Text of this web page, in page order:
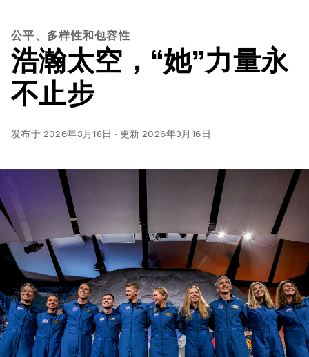
公平、多样性和包容性
浩瀚太空，“她”力量永
不止步
发布于 2026年3月18日 · 更新2026年3月16日